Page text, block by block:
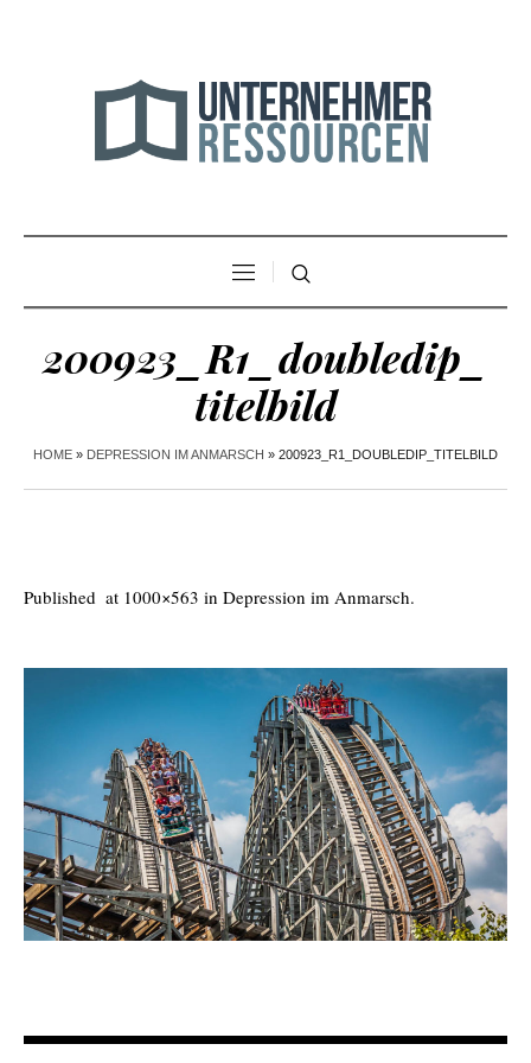
200923_R1_doubledip_
titelbild
HOME » DEPRESSION IM ANMARSCH » 200923_R1_DOUBLEDIP_TITELBILD
Published at 1000×563 in Depression im Anmarsch.